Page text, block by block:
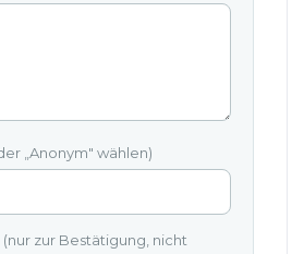
„Anonym" wählen)
(nur zur Bestätigung, nicht